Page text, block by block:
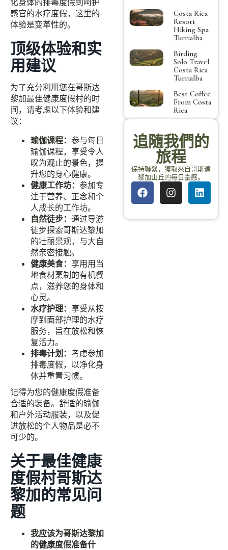
化身体的排毒度假到呵护
感官的水疗度假，这里的
体验是变革性的。
顶级体验和实
用建议
为了充分利用您在哥斯达
黎加最佳健康度假村的时
间，请考虑以下体验和建
议：
瑜伽课程： 参与每日
瑜伽课程，享受令人
叹为观止的景色，提
升您的身心健康。
健康工作坊： 参加专
注于营养、正念和个
人成长的工作坊。
自然徒步： 通过导游
徒步探索哥斯达黎加
的壮丽景观，与大自
然亲密接触。
健康美食： 享用用当
地食材烹制的有机餐
点，滋养您的身体和
心灵。
水疗护理： 享受从按
摩到面部护理的水疗
服务，旨在放松和恢
复活力。
排毒计划： 考虑参加
排毒度假，以净化身
体并重置习惯。
记得为您的健康度假准备
合适的装备。舒适的瑜伽
和户外活动服装，以及促
进放松的个人物品是必不
可少的。
关于最佳健康
度假村哥斯达
黎加的常见问
题
我应该为哥斯达黎加
的健康度假准备什
Costa Rica
Resort
Hiking Spa
Turrialba
Birding
Solo Travel
Costa Rica
Turrialba
Best Coffee
From Costa
Rica
追隨我們的
旅程
保持聯繫，獲取來自哥斯達
黎加山丘的每日靈感。